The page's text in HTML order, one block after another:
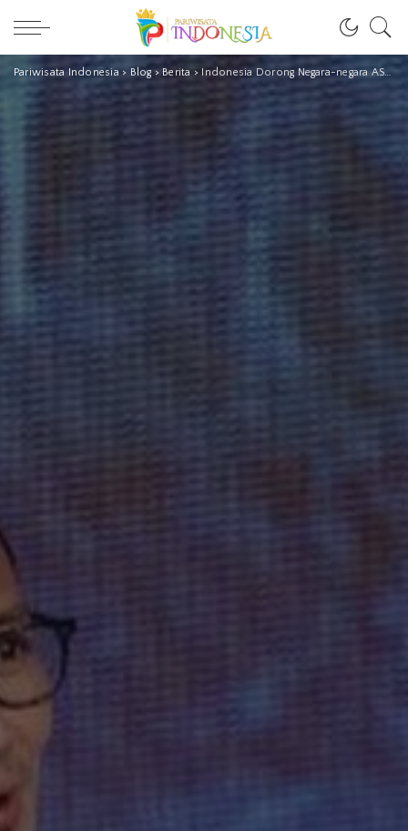
Pariwisata Indonesia > Blog > Berita > Indonesia Dorong Negara-negara ASEAN Buat Program Percepatan Pemulihan Pariwisata